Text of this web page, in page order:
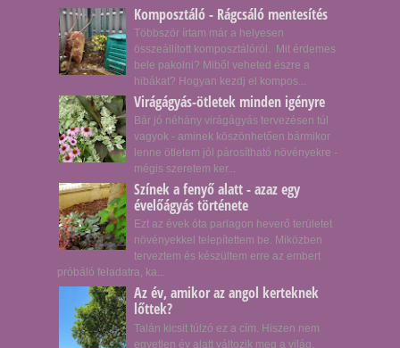
Komposztáló - Rágcsáló mentesítés
Többször írtam már a helyesen
összeállított komposztálóról. Mit érdemes
bele pakolni? Miből veheted észre a
hibákat? Hogyan kezdj el kompos...
Virágágyás-ötletek minden igényre
Bár jó néhány virágágyás tervezésen túl
vagyok - aminek köszönhetően bármikor
lenne ötletem jól párosítható növényekre -
mégis szeretem ker...
Színek a fenyő alatt - azaz egy
évelőágyás története
Ezt az évek óta parlagon heverő területet
növényekkel telepítettem be. Miközben
terveztem és készültem erre az embert
próbáló feladatra, ka...
Az év, amikor az angol kerteknek
lőttek?
Talán kicsit túlzó ez a cím. Hiszen nem
egyetlen év alatt változik meg a világ.